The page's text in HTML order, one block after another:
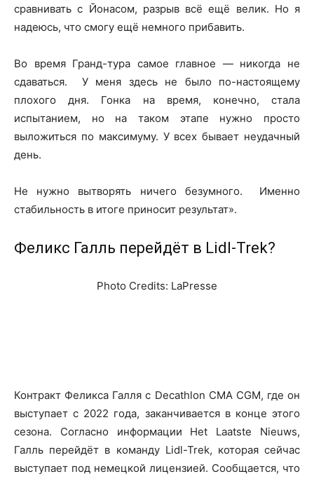
сравнивать с Йонасом, разрыв всё ещё велик. Но я
надеюсь, что смогу ещё немного прибавить.
Во время Гранд-тура самое главное — никогда не
сдаваться. У меня здесь не было по-настоящему
плохого дня. Гонка на время, конечно, стала
испытанием, но на таком этапе нужно просто
выложиться по максимуму. У всех бывает неудачный
день.
Не нужно вытворять ничего безумного. Именно
стабильность в итоге приносит результат».
Феликс Галль перейдёт в Lidl-Trek?
Photo Credits: LaPresse
Контракт Феликса Галля с Decathlon CMA CGM, где он
выступает с 2022 года, заканчивается в конце этого
сезона. Согласно информации Het Laatste Nieuws,
Галль перейдёт в команду Lidl-Trek, которая сейчас
выступает под немецкой лицензией. Сообщается, что